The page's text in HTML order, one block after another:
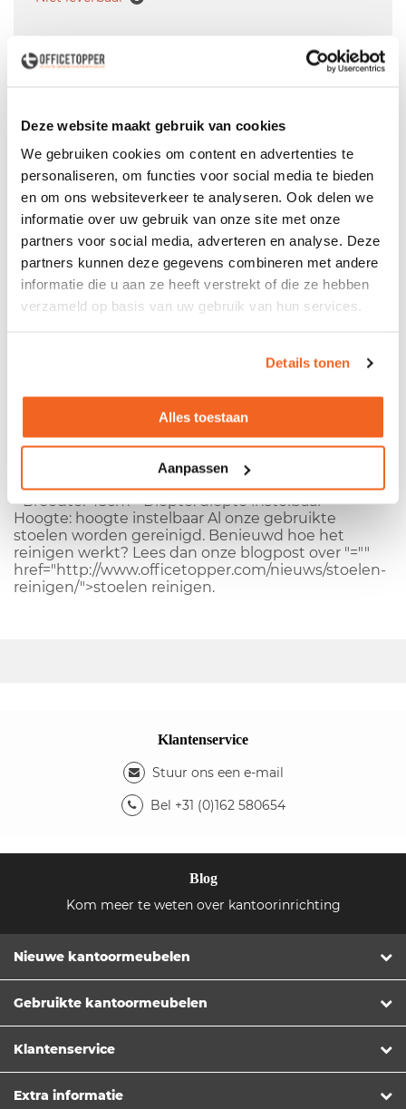
Deze website maakt gebruik van cookies
We gebruiken cookies om content en advertenties te
personaliseren, om functies voor social media te bieden
en om ons websiteverkeer te analyseren. Ook delen we
informatie over uw gebruik van onze site met onze
partners voor social media, adverteren en analyse. Deze
partners kunnen deze gegevens combineren met andere
informatie die u aan ze heeft verstrekt of die ze hebben
verzameld op basis van uw gebruik van hun services.
Details tonen
Alles toestaan
Aanpassen
Voor zowel ParticulieralsZakelijk
ProfessioneleBezorg- en Montageservice
Productspecificaties
Tweedehands Interstuhl Air bureaustoel
rug en zitting - Uitvoering met lage rug - Zitting in
hoogte verstelbaar - Zonder armleggers -
- Kleur stoffering rug: rood geruit - Kleur stoffering
zitting: zwart - Kleur kunststof kruisvoet: zwart
- Breedte: 45cm - Diepte: diepte instelbaar -
Hoogte: hoogte instelbaar Al onze gebruikte
stoelen worden gereinigd. Benieuwd hoe het
reinigen werkt? Lees dan onze blogpost over "=""
href="http://www.officetopper.com/nieuws/stoelen-
reinigen/">stoelen reinigen.
Klantenservice
Stuur ons een e-mail
Bel +31 (0)162 580654
Blog
Kom meer te weten over kantoorinrichting
Nieuwe kantoormeubelen
Gebruikte kantoormeubelen
Klantenservice
Extra informatie